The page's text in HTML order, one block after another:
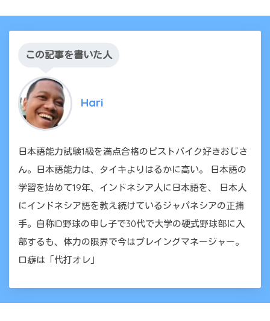
この記事を書いた人
Hari
日本語能力試験1級を満点合格のピストバイク好きおじさ
ん。日本語能力は、タイキよりはるかに高い。 日本語の
学習を始めて19年、インドネシア人に日本語を、 日本人
にインドネシア語を教え続けているジャパネシアの正捕
手。自称ID野球の申し子で30代で大学の硬式野球部に入
部するも、体力の限界で今はプレイングマネージャー。
口癖は「代打オレ」